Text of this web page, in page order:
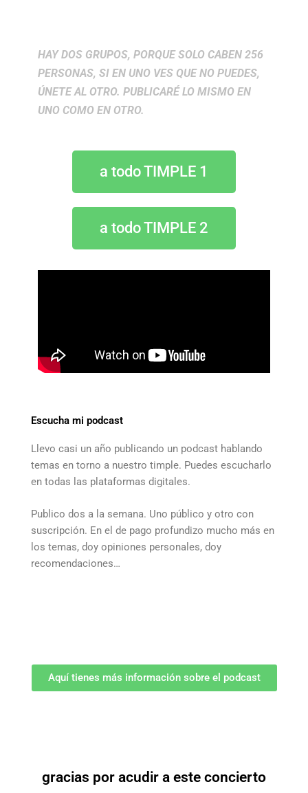
HAY DOS GRUPOS, PORQUE SOLO CABEN 256
PERSONAS, SI EN UNO VES QUE NO PUEDES,
ÚNETE AL OTRO. PUBLICARÉ LO MISMO EN
UNO COMO EN OTRO.
a todo TIMPLE 1
a todo TIMPLE 2
Escucha mi podcast
Llevo casi un año publicando un podcast hablando
temas en torno a nuestro timple. Puedes escucharlo
en todas las plataformas digitales.
Publico dos a la semana. Uno público y otro con
suscripción. En el de pago profundizo mucho más en
los temas, doy opiniones personales, doy
recomendaciones…
Aquí tienes más información sobre el podcast
gracias por acudir a este concierto